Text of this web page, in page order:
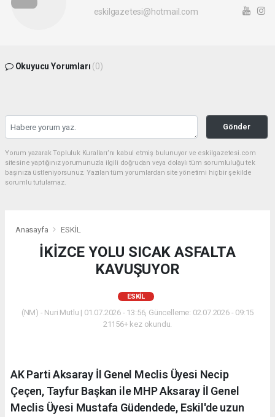
eskilgazetesi@hotmail.com
Okuyucu Yorumları (0)
Gönder
Yorum yazarak Topluluk Kuralları’nı kabul etmiş bulunuyor ve eskilgazetesi.com
sitesine yaptığınız yorumunuzla ilgili doğrudan veya dolaylı tüm sorumluluğu tek
başınıza üstleniyorsunuz. Yazılan tüm yorumlardan site yönetimi hiçbir şekilde
sorumlu tutulamaz.
Anasayfa ESKİL
İKİZCE YOLU SICAK ASFALTA
KAVUŞUYOR
ESKİL
(NM) - Nuri Mutlu | 01.07.2026 - 13:56, Güncelleme: 02.07.2026 - 09:15
21156+ kez okundu.
AK Parti Aksaray İl Genel Meclis Üyesi Necip
Çeçen, Tayfur Başkan ile MHP Aksaray İl Genel
Meclis Üyesi Mustafa Güdendede, Eskil'de uzun